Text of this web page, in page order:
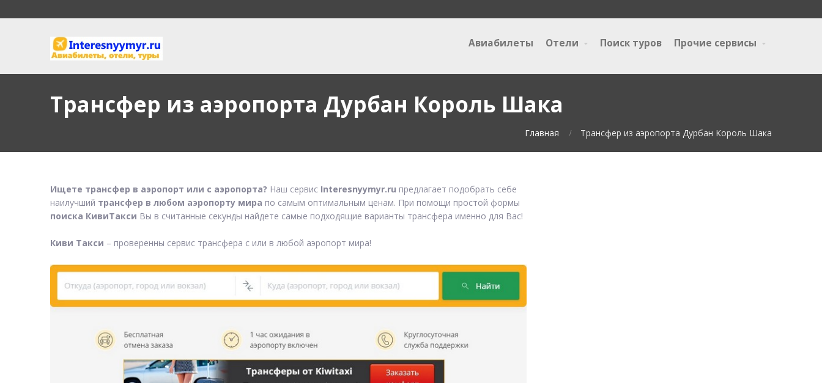
Авиабилеты Отели Поиск туров Прочие сервисы
Трансфер из аэропорта Дурбан Король Шака
Главная Трансфер из аэропорта Дурбан Король Шака
Ищете трансфер в аэропорт или с аэропорта? Наш сервис Interesnyymyr.ru предлагает подобрать себе
наилучший трансфер в любом аэропорту мира по самым оптимальным ценам. При помощи простой формы
поиска КивиТакси Вы в считанные секунды найдете самые подходящие варианты трансфера именно для Вас!
Киви Такси – проверенны сервис трансфера с или в любой аэропорт мира!